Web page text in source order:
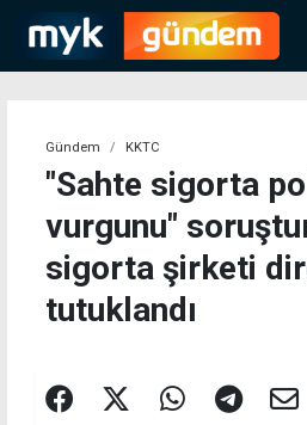
Gündem KKTC
"Sahte sigorta
vurgunu"
sigorta şirketi
tutuklandı